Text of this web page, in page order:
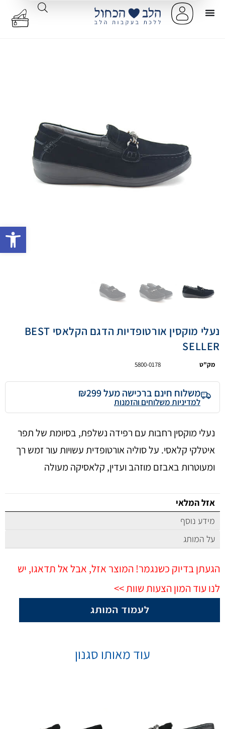
נעלי מוקסין אורטופדיות הדגם הקלאסי BEST
SELLER
מק"ט 5800-0178
משלוח חינם ברכישה מעל ₪299
למדיניות משלוחים והזמנות
נעלי מוקסין רחבות עם רפידה נשלפת, בסיומת של תפר
איטלקי קלאסי. על סוליה אורטופדית עשויות עור זמש רך
ומעוטרות באבזם מוזהב ועדין, קלאסיקה מעולה
אזל המלאי
מידע נוסף
על המותג
הגעתן בדיוק כשנגמר! המוצר אזל, אבל אל תדאגו, יש
לנו עוד המון הצעות שוות >>
עוד מאותו סגנון